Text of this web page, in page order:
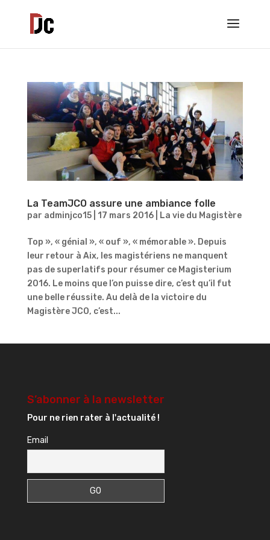
La TeamJCO assure une ambiance folle
par adminjco15| 17 mars 2016| La vie du Magistère
Top », « génial », « ouf », « mémorable ». Depuis
leur retour à Aix, les magistériens ne manquent
pas de superlatifs pour résumer ce Magisterium
2016. Le moins que l’on puisse dire, c’est qu’il fut
une belle réussite. Au delà de la victoire du
Magistère JCO, c’est...
S’abonner à la newsletter
Pour ne rien rater à l'actualité !
Email